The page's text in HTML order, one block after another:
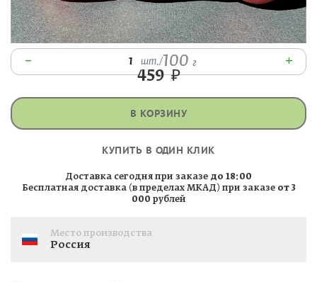
– 1 шт. /100 г +
459₽
В КОРЗИНУ
КУПИТЬ В ОДИН КЛИК
Доставка сегодня при заказе до 18:00
Бесплатная доставка (в пределах МКАД) при заказе от 3
000 рублей
Место производства
Россия